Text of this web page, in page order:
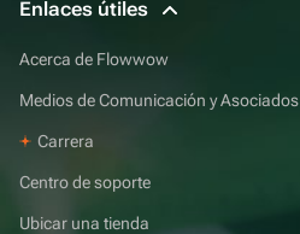
Enlaces útiles
Acerca de Flowwow
Medios de Comunicación y Asociados
Carrera
Centro de soporte
Ubicar una tienda